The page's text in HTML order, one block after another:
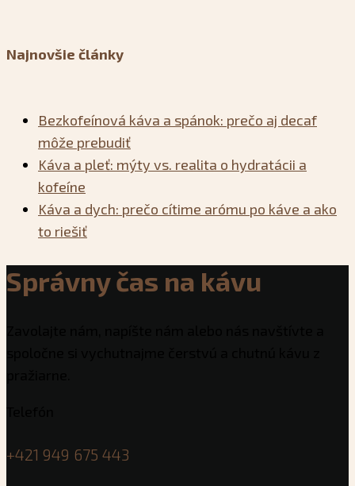
Najnovšie články
Bezkofeínová káva a spánok: prečo aj decaf
môže prebudiť
Káva a pleť: mýty vs. realita o hydratácii a
kofeíne
Káva a dych: prečo cítime arómu po káve a ako
to riešiť
Správny čas na kávu
+421 949 675 443